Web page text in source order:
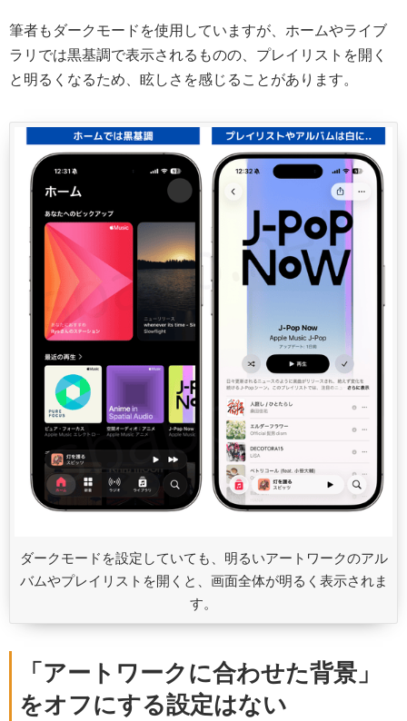
筆者もダークモードを使用していますが、ホームやライブ
ラリでは黒基調で表示されるものの、プレイリストを開く
と明るくなるため、眩しさを感じることがあります。
ダークモードを設定していても、明るいアートワークのアル
バムやプレイリストを開くと、画面全体が明るく表示されま
す。
「アートワークに合わせた背景」
をオフにする設定はない